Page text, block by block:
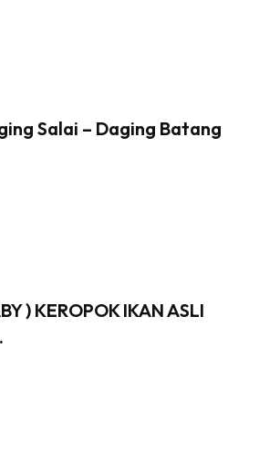
Salai – Daging Batang
) KEROPOK IKAN ASLI